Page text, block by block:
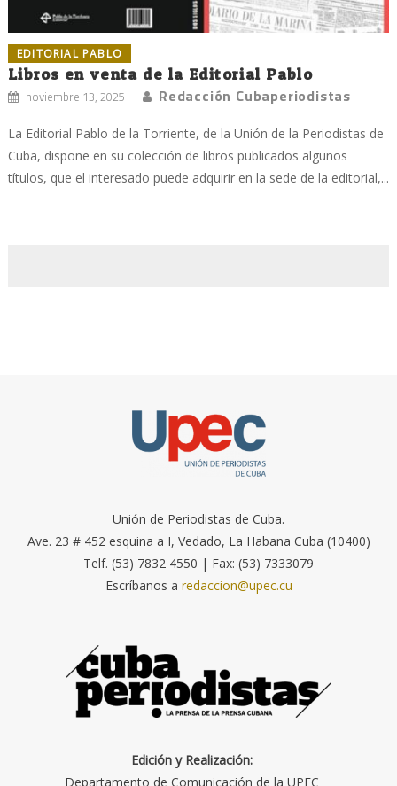
EDITORIAL PABLO
Libros en venta de la Editorial Pablo
noviembre 13, 2025 Redacción Cubaperiodistas
La Editorial Pablo de la Torriente, de la Unión de la Periodistas de
Cuba, dispone en su colección de libros publicados algunos
títulos, que el interesado puede adquirir en la sede de la editorial,...
Unión de Periodistas de Cuba.
Ave. 23 # 452 esquina a I, Vedado, La Habana Cuba (10400)
Telf. (53) 7832 4550 | Fax: (53) 7333079
Escríbanos a redaccion@upec.cu
Edición y Realización:
Departamento de Comunicación de la UPEC